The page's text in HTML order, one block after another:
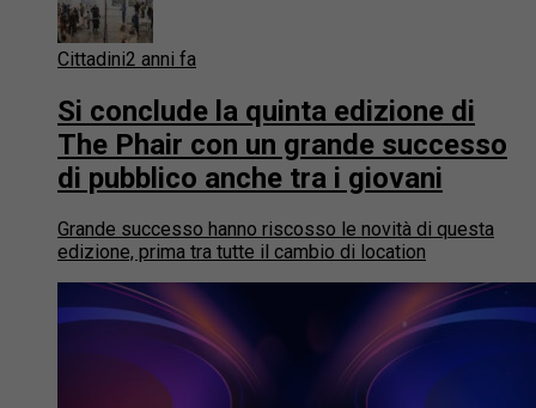
Cittadini2 anni fa
Si conclude la quinta edizione di
The Phair con un grande successo
di pubblico anche tra i giovani
Grande successo hanno riscosso le novità di questa
edizione, prima tra tutte il cambio di location